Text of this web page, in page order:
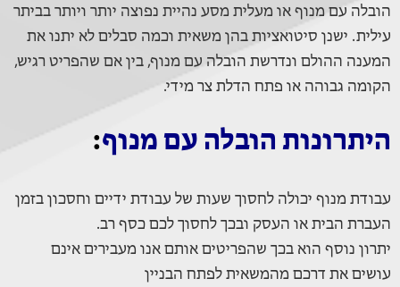
הובלה עם מנוף או מעלית מסע נהיית נפוצה יותר ויותר בביתר
עילית. ישנן סיטואציות בהן משאית וכמה סבלים לא יתנו את
המענה ההולם ונדרשת הובלה עם מנוף, בין אם שהפריט רגיש,
הקומה גבוהה או פתח הדלת צר מידי.
היתרונות הובלה עם מנוף:
עבודת מנוף יכולה לחסוך שעות של עבודת ידיים וחסכון בזמן
העברת הבית או העסק ובכך לחסוך לכם כסף רב.
יתרון נוסף הוא בכך שהפריטים אותם אנו מעבירים אינם
עושים את דרכם מהמשאית לפתח הבניין